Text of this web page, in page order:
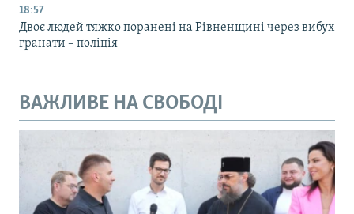
18:57
Двоє людей тяжко поранені на Рівненщині через вибух
гранати – поліція
ВАЖЛИВЕ НА СВОБОДІ